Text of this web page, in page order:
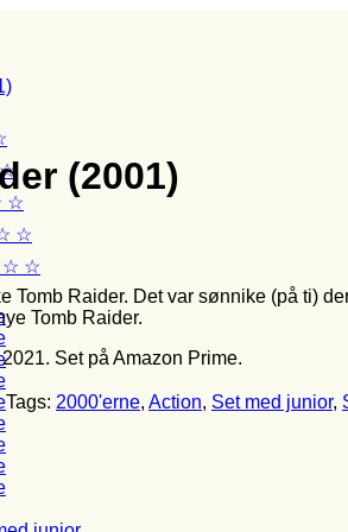
☆
☆
☆
☆ ☆
(2001)
Tomb Raider. Det var sønnike (på ti)
Tomb Raider.
Set på Amazon Prime.
Tags: 2000'erne, Action, Set med junior,